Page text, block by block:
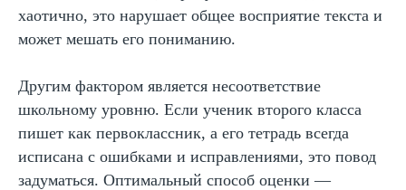
хаотично, это нарушает общее восприятие текста и
может мешать его пониманию.
Другим фактором является несоответствие
школьному уровню. Если ученик второго класса
пишет как первоклассник, а его тетрадь всегда
исписана с ошибками и исправлениями, это повод
задуматься. Оптимальный способ оценки —